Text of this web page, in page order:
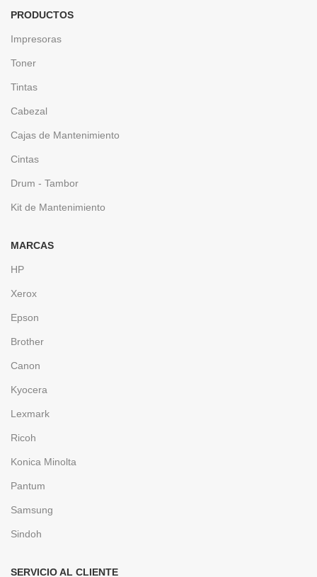
PRODUCTOS
Impresoras
Toner
Tintas
Cabezal
Cajas de Mantenimiento
Cintas
Drum - Tambor
Kit de Mantenimiento
MARCAS
HP
Xerox
Epson
Brother
Canon
Kyocera
Lexmark
Ricoh
Konica Minolta
Pantum
Samsung
Sindoh
SERVICIO AL CLIENTE